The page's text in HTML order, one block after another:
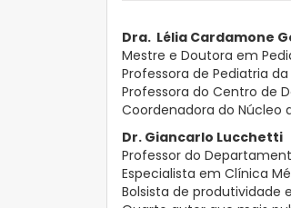
Dra. Lélia Cardamone
Mestre e Doutora em
Professora de Pediatria
Professora do Centro de
Coordenadora do Núcleo
Dr. Giancarlo Lucchetti
Professor do
Especialista em Clínica
Bolsista de produtividade